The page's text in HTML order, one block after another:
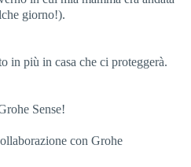
giorno!).
in più in casa che ci proteggerà.
Sense!
con Grohe